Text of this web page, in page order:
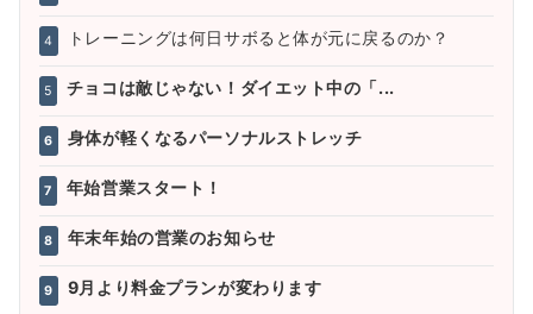
4 トレーニングは何日サボると体が元に戻るのか？
5 チョコは敵じゃない！ダイエット中の「...
6 身体が軽くなるパーソナルストレッチ
7 年始営業スタート！
8 年末年始の営業のお知らせ
9 9月より料金プランが変わります